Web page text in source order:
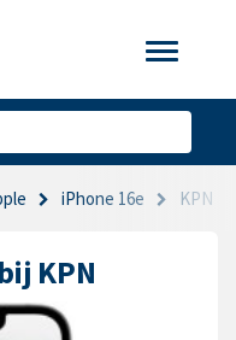
Toggle
iPhone 16e KPN
KPN